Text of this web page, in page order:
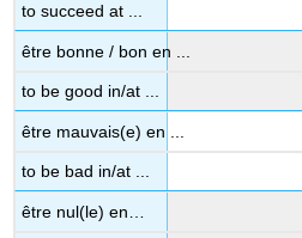
to succeed at ...
être bonne / bon en ...
to be good in/at ...
être mauvais(e) en ...
to be bad in/at ...
être nul(le) en…